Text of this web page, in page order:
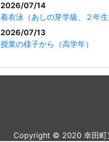
2026/07/14
着衣泳（あしの芽学級、２年生
2026/07/13
授業の様子から（高学年）
Copyright © 2020 幸田町